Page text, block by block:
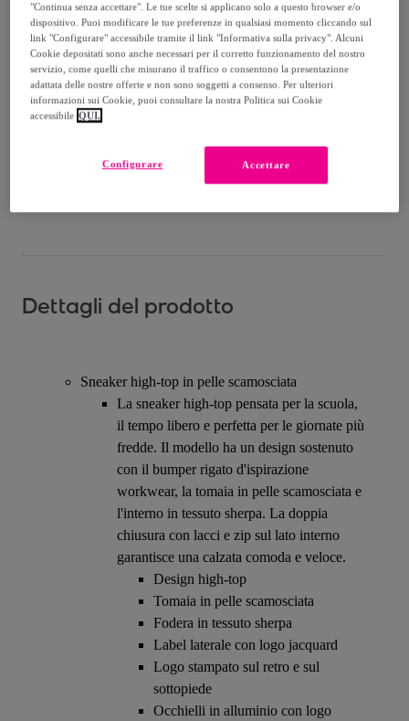
Consegna
Consegna da7 €
Gratuita da 50 € di acquisto
16/08
Dettagli del prodotto
Sneaker high-top in pelle scamosciata
La sneaker high-top pensata per la scuola,
il tempo libero e perfetta per le giornate più
fredde. Il modello ha un design sostenuto
con il bumper rigato d'ispirazione
workwear, la tomaia in pelle scamosciata e
l'interno in tessuto sherpa. La doppia
chiusura con lacci e zip sul lato interno
garantisce una calzata comoda e veloce.
Design high-top
Tomaia in pelle scamosciata
Fodera in tessuto sherpa
Label laterale con logo jacquard
Logo stampato sul retro e sul
sottopiede
Occhielli in alluminio con logo
"Continua senza accettare". Le tue scelte si applicano solo a questo browser e/o
dispositivo. Puoi modificare le tue preferenze in qualsiasi momento cliccando sul
link "Configurare" accessibile tramite il link "Informativa sulla privacy". Alcuni
Cookie depositati sono anche necessari per il corretto funzionamento del nostro
servizio, come quelli che misurano il traffico o consentono la presentazione
adattata delle nostre offerte e non sono soggetti a consenso. Per ulteriori
informazioni sui Cookie, puoi consultare la nostra Politica sui Cookie
accessibile QUI.
Accettare
Configurare